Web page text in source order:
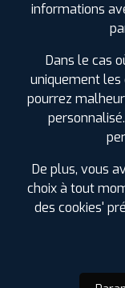
LES
DANS
informations
Dans le cas
uniquement les
pourrez
De plus, vous
choix à tout
des cookies'